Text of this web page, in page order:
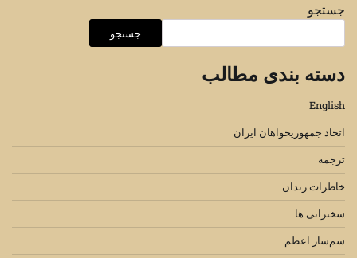
جستجو
جستجو
دسته بندی مطالب
English
اتحاد جمهوریخواهان ایران
ترجمه
خاطرات زندان
سخنرانی ها
سم‌ساز اعظم